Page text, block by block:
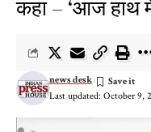
कहा – ‘आज हाथ
Last updated: October 9,
news desk